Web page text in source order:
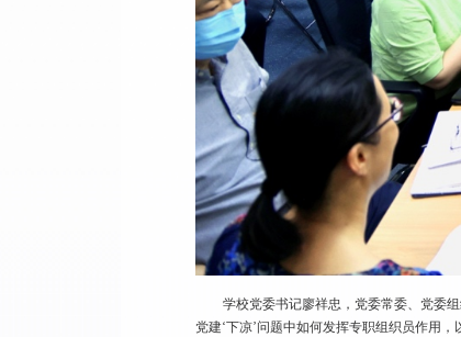
学校党委书记廖祥忠，党委常委、党委
党建‘下凉’问题中如何发挥专职组织员作用